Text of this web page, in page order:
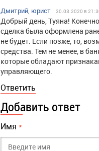
Дмитрий, юрист 30.03.2020 в
Добрый день, Туяна!
сделка была оформлена
не будет. Если позже, то,
средства. Тем не менее, в
которые обладают
управляющего.
Ответить
Добавить ответ
Имя *